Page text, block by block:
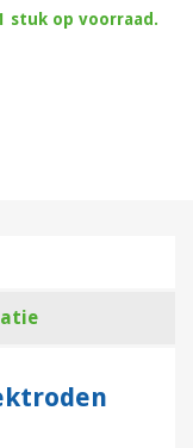
stuk op voorraad.